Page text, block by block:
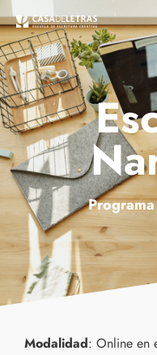
Modalidad: Online en